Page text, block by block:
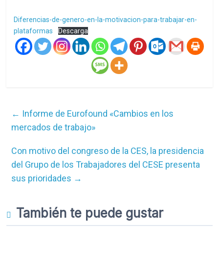
Diferencias-de-genero-en-la-motivacion-para-trabajar-en-
plataformas
Descarga
← Informe de Eurofound «Cambios en los
mercados de trabajo»
Con motivo del congreso de la CES, la presidencia
del Grupo de los Trabajadores del CESE presenta
sus prioridades →
También te puede gustar